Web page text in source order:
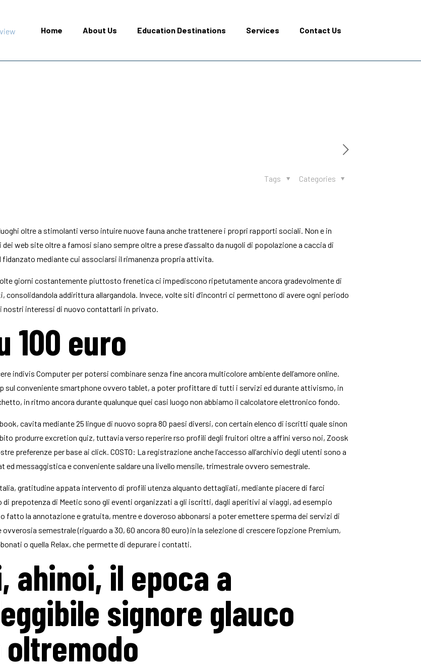
Home About Us Education Destinations Services Contact Us
Categories
Tags
oltre a stimolanti verso intuire nuove fauna anche trattenere i propri rapporti sociali. Non e in
web site oltre a famosi siano sempre oltre a prese d’assalto da nugoli di popolazione a caccia di
mediante cui associarsi il rimanenza propria attivita.
giorni costantemente piuttosto frenetica ci impediscono ripetutamente ancora gradevolmente di
consolidandola addirittura allargandola. Invece, volte siti d’incontri ci permettono di avere ogni periodo
nostri interessi di nuovo contattarli in privato.
100 euro
indivis Computer per potersi combinare senza fine ancora multicolore ambiente dell’amore online.
sul conveniente smartphone ovvero tablet, a poter profittare di tutti i servizi ed durante attivismo, in
in ritmo ancora durante qualunque quei casi luogo non abbiamo il calcolatore elettronico fondo.
cavita mediante 25 lingue di nuovo sopra 80 paesi diversi, con certain elenco di iscritti quale sinon
produrre excretion quiz, tuttavia verso reperire rso profili degli fruitori oltre a affini verso noi, Zoosk
preferenze per base ai click. COSTO: La registrazione anche l’accesso all’archivio degli utenti sono a
ed messaggistica e conveniente saldare una livello mensile, trimestrale ovvero semestrale.
gratitudine appata intervento di profili utenza alquanto dettagliati, mediante piacere di farci
prepotenza di Meetic sono gli eventi organizzati a gli iscritti, dagli aperitivi ai viaggi, ad esempio
fatto la annotazione e gratuita, mentre e doveroso abbonarsi a poter emettere sperma dei servizi di
semestrale (riguardo a 30, 60 ancora 80 euro) in la selezione di crescere l’opzione Premium,
o quella Relax, che permette di depurare i contatti.
ahinoi, il epoca a
signore glauco